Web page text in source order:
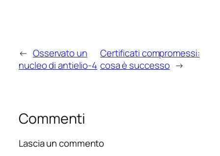
← Osservato un
nucleo di antielio-4
Certificati compromessi:
cosa è successo →
Commenti
Lascia un commento